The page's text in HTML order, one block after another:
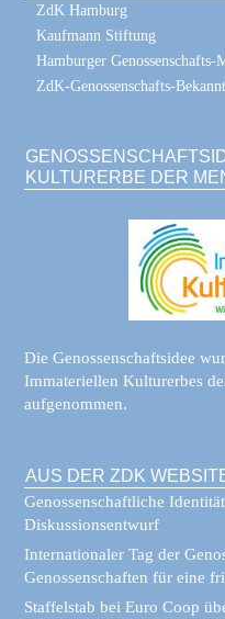
ZdK Hamburg
Kaufmann Stiftung
Hamburger Genossenschafts-
ZdK-Genossenschafts-
KULTURERBE DER
Die Genossenschaftsidee
Immateriellen Kulturerbes
aufgenommen.
AUS DER ZDK
Genossenschaftliche
Diskussionsentwurf
Internationaler Tag der
Genossenschaften für eine
Staffelstab bei Euro Coop